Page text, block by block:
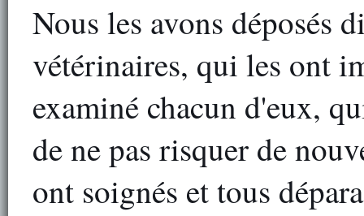
Nous les avons déposés
vétérinaires, qui les ont
examiné chacun d'eux,
de ne pas risquer de
ont soignés et tous